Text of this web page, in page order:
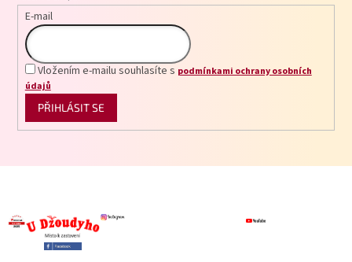
E-mail
Vložením e-mailu souhlasíte s podmínkami ochrany osobních
údajů
PŘIHLÁSIT SE